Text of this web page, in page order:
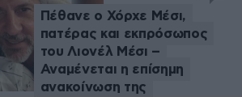
Πέθανε ο Χόρχε Μέσι,
πατέρας και εκπρόσωπος
του Λιονέλ Μέσι –
Αναμένεται η επίσημη
ανακοίνωση της